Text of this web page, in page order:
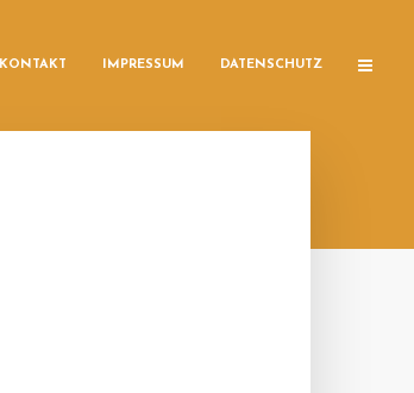
KONTAKT IMPRESSUM DATENSCHUTZ